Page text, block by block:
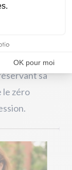
vie éco-
sa
le zéro